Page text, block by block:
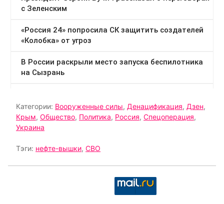
Категории: Вооруженные силы, Денацификация, Дзен,
Крым, Общество, Политика, Россия, Спецоперация,
Украина
Тэги: нефте-вышки, СВО